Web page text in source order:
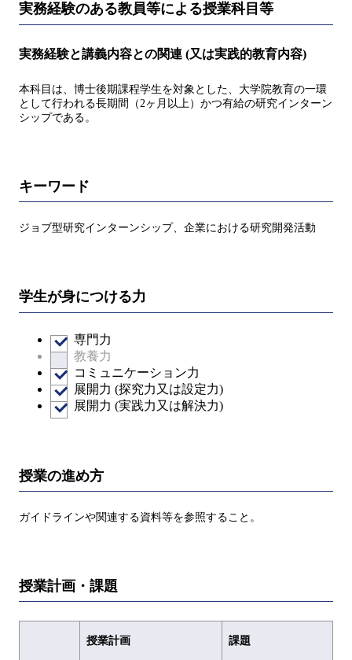
実務経験のある教員等による授業科目等
実務経験と講義内容との関連 (又は実践的教育内容)
本科目は、博士後期課程学生を対象とした、大学院教育の一環
として行われる長期間（2ヶ月以上）かつ有給の研究インターン
シップである。
キーワード
ジョブ型研究インターンシップ、企業における研究開発活動
学生が身につける力
専門力
教養力
コミュニケーション力
展開力 (探究力又は設定力)
展開力 (実践力又は解決力)
授業の進め方
ガイドラインや関連する資料等を参照すること。
授業計画・課題
授業計画 課題